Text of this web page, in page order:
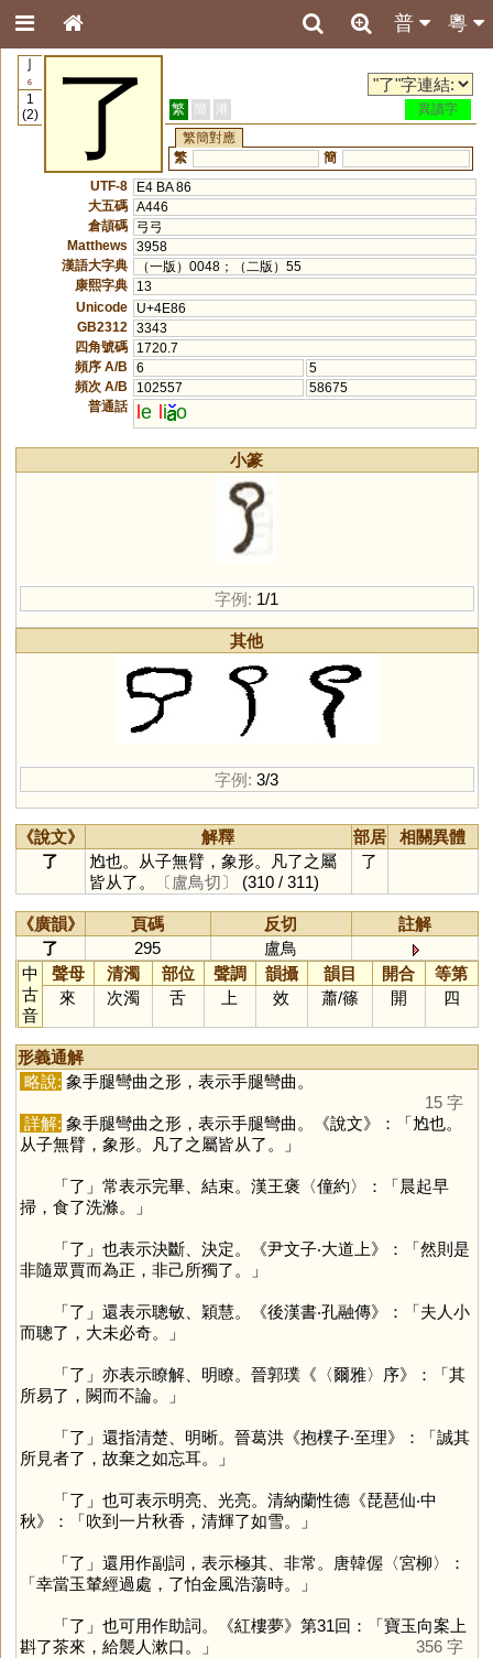
粵
普
6
1
(2)
了 繁 簡 港
異讀字
繁簡對應
繁
簡
UTF-8
E4 BA 86
大五碼 A446
倉頡碼
弓弓
Matthews
3958
漢語大字典
（一版）0048；（二版）55
康熙字典
13
Unicode
U+4E86
GB2312
3343
四角號碼
1720.7
頻序 A/B
6
5
頻次 A/B
102557
58675
普通話
le li o
小篆
字例: 1/1
其他
字例: 3/3
《說文》 解釋 部居
相關異體
了
尥也。从子無臂，象形。凡了之屬
皆从了。
〔盧鳥切〕 (310 / 311)
了
《廣韻》 頁碼 反切
註解
了
295
盧鳥
中
古
音
聲母 清濁 部位 聲調 韻攝 韻目 開合
等第
來
次濁 舌 上 效 蕭/篠 開 四
形義通解
略說: 象手腿彎曲之形，表示手腿彎曲。
15 字
詳解: 象手腿彎曲之形，表示手腿彎曲。《說文》：「尥也。
从子無臂，象形。凡了之屬皆从了。」
「了 」常表示完畢、結束。漢王褒〈僮約〉：「晨起早
掃，食了洗滌。」
「了 」也表示決斷、決定。《尹文子‧大道上》：「然則是
非隨眾賈而為正，非己所獨了。」
「了 」還表示聰敏、穎慧。《後漢書‧孔融傳》：「夫人小
而聰了，大未必奇。」
「了 」亦表示瞭解、明瞭。晉郭璞《〈爾雅〉序》：「其
所易了，闕而不論。」
「了 」還指清楚、明晰。晉葛洪《抱樸子‧至理》：「誠其
所見者了，故棄之如忘耳。」
「了 」也可表示明亮、光亮。清納蘭性德《琵琶仙‧中
秋》：「吹到一片秋香，清輝了如雪。」
「了 」還用作副詞，表示極其、非常。唐韓偓〈宮柳〉：
「幸當玉輦經過處，了怕金風浩蕩時。」
「了 」也可用作助詞。《紅樓夢》第31回：「寶玉向案上
斟了茶來，給襲人漱口。」
356 字